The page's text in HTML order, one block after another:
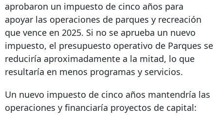
aprobaron un impuesto de cinco años para
apoyar las operaciones de parques y recreación
que vence en 2025. Si no se aprueba un nuevo
impuesto, el presupuesto operativo de Parques se
reduciría aproximadamente a la mitad, lo que
resultaría en menos programas y servicios.
Un nuevo impuesto de cinco años mantendría las
operaciones y financiaría proyectos de capital: